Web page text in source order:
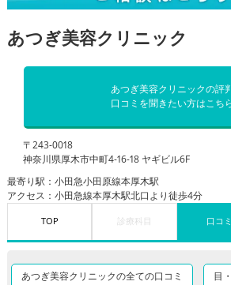
あつぎ美容クリニック
あつぎ美容クリニックの評
口コミを聞きたい方はこち
〒243-0018
神奈川県厚木市中町4-16-18 ヤギビル6F
最寄り駅：小田急小田原線本厚木駅
アクセス：小田急線本厚木駅北口より徒歩4分
TOP 診療科目 口コミ
あつぎ美容クリニックの全ての口コミ 目